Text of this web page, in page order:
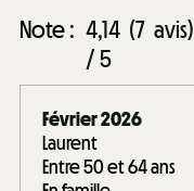
Note : 4,14
/ 5
(7 avis)
Février 2026
Laurent
Entre 50 et 64 ans